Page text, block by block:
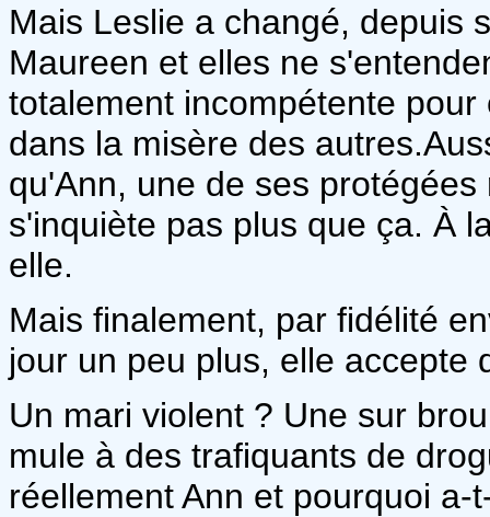
Mais Leslie a changé, depuis
Maureen et elles ne
totalement incompétente
dans la misère des
qu'Ann, une de ses
s'inquiète pas plus que ça. À
elle.
Mais finalement, par fidélité
jour un peu plus, elle accepte
Un mari violent ? Une sur
mule à des trafiquants de
réellement Ann et pourquoi a-